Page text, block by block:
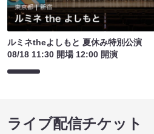
ルミネtheよしもと 夏休み特別公演
08/18 11:30 開場 12:00 開演
ライブ配信チケット